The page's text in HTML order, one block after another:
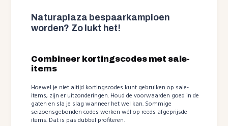
Naturaplaza bespaarkampioen
worden? Zo lukt het!
Combineer kortingscodes met sale-
items
Hoewel je niet altijd kortingscodes kunt gebruiken op sale-
items, zijn er uitzonderingen. Houd de voorwaarden goed in de
gaten en sla je slag wanneer het wel kan. Sommige
seizoensgebonden codes werken wél op reeds afgeprijsde
items. Dat is pas dubbel profiteren.